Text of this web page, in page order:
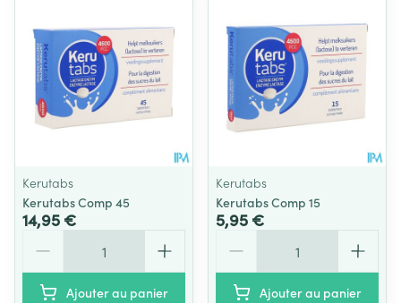
Kerutabs
Kerutabs Comp 45
14,95 €
Ajouter au panier
Kerutabs
Kerutabs Comp 15
5,95 €
Ajouter au panier